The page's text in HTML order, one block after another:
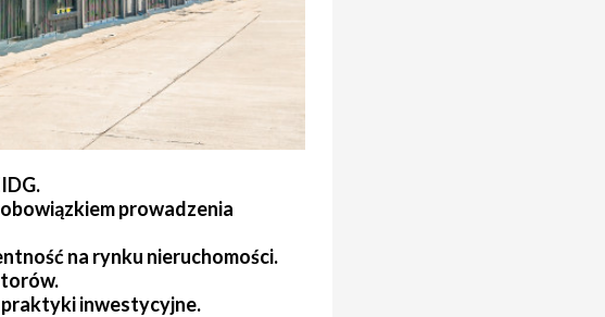
prowadzenia
na rynku nieruchomości.
praktyki inwestycyjne.